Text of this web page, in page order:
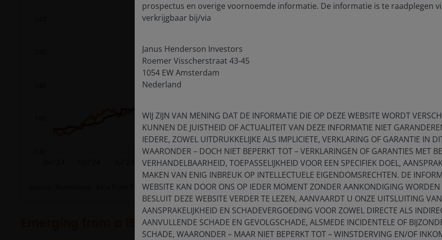
Source: Bloomberg, data from 1 January 2024 to 12 June 2026. Past performance does not predict future results.
Emerging from a 15-year post-GFC deleveraging cycle
prospectus en overige voornoemde informatie. De informatie is te raadplegen
verkrijgbaar bij/via
Janus Henderson Investors
Roemer Visscherstraat 43-45
1054 EW Amsterdam
Nederland
WIJ ZIJN VAN MENING DAT DE INFORMATIE DIE OP DEZE WEBSITE WORDT
KUNNEN DE JUISTHEID OF ACTUALITEIT VAN DEZE INFORMATIE NIET
IEDERE, ZOWEL UITDRUKKELIJKE ALS IMPLICIETE, VERKLARING OF GARANTIE IN
WAARONDER – DOCH NIET BEPERKT TOT – VERKLARINGEN OF GARANTIES MET
VERHANDELBAARHEID, TOEPASSELIJKHEID VOOR EEN SPECIFIEK DOEL,
MAKEN VAN ENIG INBREUK OP INTELLECTUELE EIGENDOMSRECHTEN. DE
WEBSITE KAN DOOR ONS OP IEDER MOMENT ZONDER AANKONDIGING
BESLUIT DEZE WEBSITE VERDER TE LEZEN, AANVAARDT U ONZE UITSLUITING
AANSPRAKELIJKHEID EN SCHADEVERGOEDING VOOR ZOWEL DIRECTE ALS
AANVULLENDE SCHADE EN GEVOLGSCHADE, ALSMEDE INCIDENTELE OF
SCHADE, WAARONDER – MAAR NIET BEPERKT TOT – WINSTDERVING EN/OF